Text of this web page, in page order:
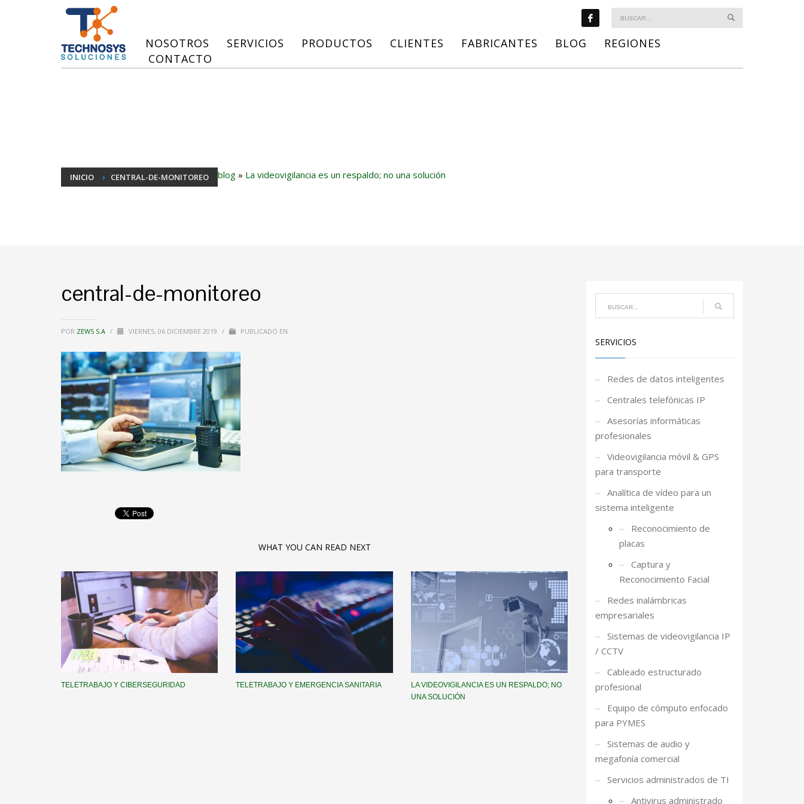
NOSOTROS SERVICIOS PRODUCTOS CLIENTES FABRICANTES BLOG
REGIONES
CONTACTO
INICIO blog » La videovigilancia es un respaldo; no una solución
CENTRAL-DE-MONITOREO
central-de-monitoreo
POR ZEWS S.A / VIERNES, 06 DICIEMBRE 2019 / PUBLICADO EN
WHAT YOU CAN READ NEXT
TELETRABAJO Y CIBERSEGURIDAD TELETRABAJO Y EMERGENCIA SANITARIA
LA VIDEOVIGILANCIA ES UN RESPALDO; NO
UNA SOLUCIÓN
SERVICIOS
Redes de datos inteligentes
Centrales telefónicas IP
Asesorías informáticas
profesionales
Videovigilancia móvil & GPS
para transporte
Analítica de vídeo para un
sistema inteligente
Reconocimiento de
placas
Captura y
Reconocimiento Facial
Redes inalámbricas
empresariales
Sistemas de videovigilancia IP
/ CCTV
Cableado estructurado
profesional
Equipo de cómputo enfocado
para PYMES
Sistemas de audio y
megafonía comercial
Servicios administrados de TI
Antivirus administrado